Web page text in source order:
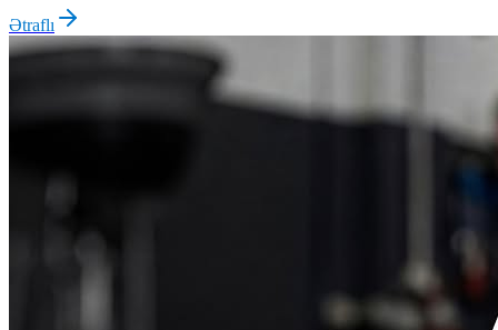
Ətraflı